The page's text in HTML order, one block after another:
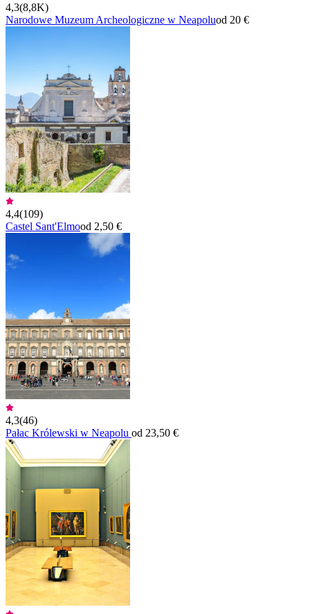
4,3(8,8K)
Narodowe Muzeum Archeologiczne w Neapoluod 20 €
4,4(109)
Castel Sant'Elmood 2,50 €
4,3(46)
Pałac Królewski w Neapolu od 23,50 €